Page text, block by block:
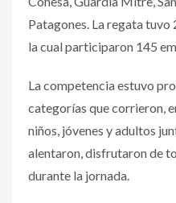
Patagones. La regata
la cual participaron 145
La competencia estuvo
categorías que corrieron,
niños, jóvenes y adultos
alentaron, disfrutaron de
durante la jornada.